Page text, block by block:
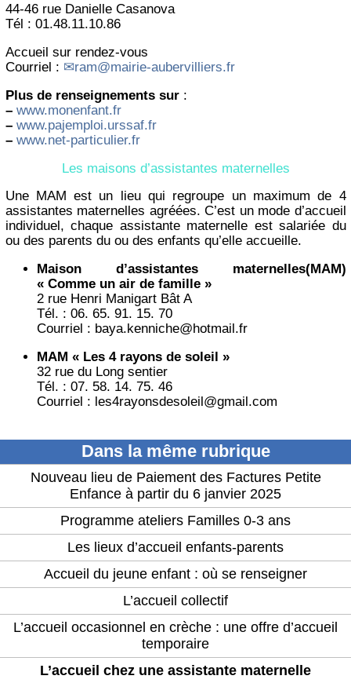
44-46 rue Danielle Casanova
Tél : 01.48.11.10.86
Accueil sur rendez-vous
Courriel :
ram@mairie-aubervilliers.fr
Plus de renseignements sur:
– www.monenfant.fr
– www.pajemploi.urssaf.fr
– www.net-particulier.fr
Les maisons d’assistantes maternelles
Une MAM est un lieu qui regroupe un maximum de 4
assistantes maternelles agréées. C’est un mode d’accueil
individuel, chaque assistante maternelle est salariée du
ou des parents du ou des enfants qu’elle accueille.
Maison d’assistantes maternelles(MAM)
« Comme un air de famille »
2 rue Henri Manigart Bât A
Tél. : 06. 65. 91. 15. 70
Courriel : baya.kenniche@hotmail.fr
MAM « Les 4 rayons de soleil »
32 rue du Long sentier
Tél. : 07. 58. 14. 75. 46
Courriel : les4rayonsdesoleil@gmail.com
Dans la même rubrique
Nouveau lieu de Paiement des Factures Petite
Enfance à partir du 6 janvier 2025
Programme ateliers Familles 0-3 ans
Les lieux d’accueil enfants-parents
Accueil du jeune enfant : où se renseigner
L’accueil collectif
L’accueil occasionnel en crèche : une offre d’accueil
temporaire
L’accueil chez une assistante maternelle